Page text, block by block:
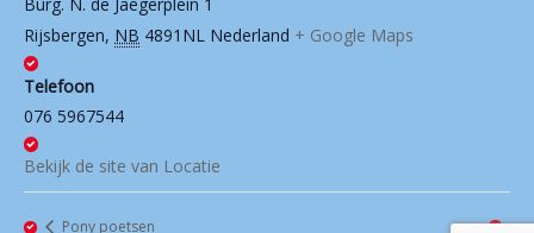
Rijsbergen, NB 4891NL Nederland + Google Maps
Telefoon
076 5967544
Bekijk de site van Locatie
Pony poetsen